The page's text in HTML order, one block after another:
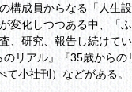
い
額」
は結婚しないわ！
構成員からなる「人生
変化しつつある中、「
、研究、報告し続けてい
リアル』『35歳から
小社刊）などがある。